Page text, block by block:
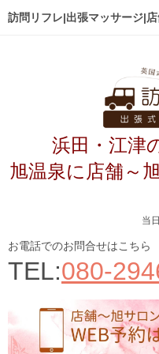
訪問リフレ|出張マッサージ|
浜田・江津
旭温泉に店舗～
当
お電話でのお問合せはこちら
TEL:080-
店舗メニュー～旭サロン～
お客様の声
メディア掲載
あなたの最適なコース診断